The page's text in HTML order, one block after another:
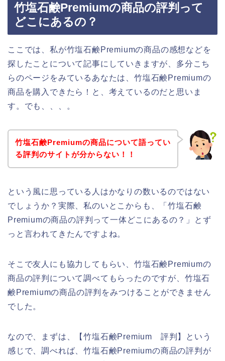
竹塩石鹸Premiumの商品の評判って
どこにあるの？
ここでは、私が竹塩石鹸Premiumの商品の感想などを
探したことについて記事にしていきますが、多分こち
らのページをみているあなたは、竹塩石鹸Premiumの
商品を購入できたら！と、考えているのだと思いま
す。でも、、、。
竹塩石鹸Premiumの商品について語ってい
る評判のサイトが分からない！！
という風に思っている人はかなりの数いるのではない
でしょうか？実際、私のいとこからも、「竹塩石鹸
Premiumの商品の評判って一体どこにあるの？」とず
っと言われてきたんですよね。
そこで友人にも協力してもらい、竹塩石鹸Premiumの
商品の評判について調べてもらったのですが、竹塩石
鹸Premiumの商品の評判をみつけることができません
でした。
なので、まずは、【竹塩石鹸Premium 評判】という
感じで、調べれば、竹塩石鹸Premiumの商品の評判が